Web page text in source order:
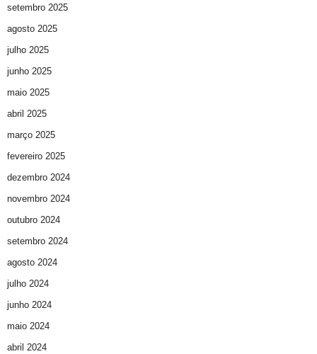
setembro 2025
agosto 2025
julho 2025
junho 2025
maio 2025
abril 2025
março 2025
fevereiro 2025
dezembro 2024
novembro 2024
outubro 2024
setembro 2024
agosto 2024
julho 2024
junho 2024
maio 2024
abril 2024